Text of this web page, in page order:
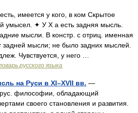
имеется у кого, в ком Скрытое
умысел. ✦ У Х а есть задняя мысль.
мысли. В констр. с отриц. именная
задней мысли; не было задних мыслей.
Чувствуется, у него …
русского языка
на Руси в XI–XVII вв. —
философии, обладающий
своего становления и развития.